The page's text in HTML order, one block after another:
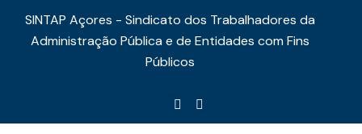
SINTAP Açores - Sindicato dos Trabalhadores da
Administração Pública e de Entidades com Fins
Públicos